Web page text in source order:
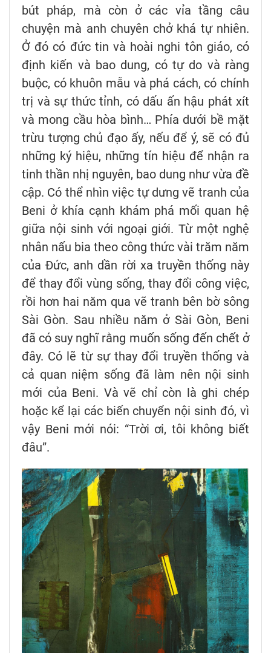
bút pháp, mà còn ở các vỉa tầng câu
chuyện mà anh chuyên chở khá tự nhiên.
Ở đó có đức tin và hoài nghi tôn giáo, có
định kiến và bao dung, có tự do và ràng
buộc, có khuôn mẫu và phá cách, có chính
trị và sự thức tỉnh, có dấu ấn hậu phát xít
và mong cầu hòa bình… Phía dưới bề mặt
trừu tượng chủ đạo ấy, nếu để ý, sẽ có đủ
những ký hiệu, những tín hiệu để nhận ra
tinh thần nhị nguyên, bao dung như vừa đề
cập. Có thể nhìn việc tự dưng vẽ tranh của
Beni ở khía cạnh khám phá mối quan hệ
giữa nội sinh với ngoại giới. Từ một nghệ
nhân nấu bia theo công thức vài trăm năm
của Đức, anh dần rời xa truyền thống này
để thay đổi vùng sống, thay đổi công việc,
rồi hơn hai năm qua vẽ tranh bên bờ sông
Sài Gòn. Sau nhiều năm ở Sài Gòn, Beni
đã có suy nghĩ rằng muốn sống đến chết ở
đây. Có lẽ từ sự thay đổi truyền thống và
cả quan niệm sống đã làm nên nội sinh
mới của Beni. Và vẽ chỉ còn là ghi chép
hoặc kể lại các biến chuyển nội sinh đó, vì
vậy Beni mới nói: “Trời ơi, tôi không biết
đâu”.